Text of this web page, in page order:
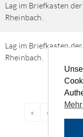
Lag im Briefkasten
Rheinbach.
Lag im Briefkasten
Rheinbach.
« ‹